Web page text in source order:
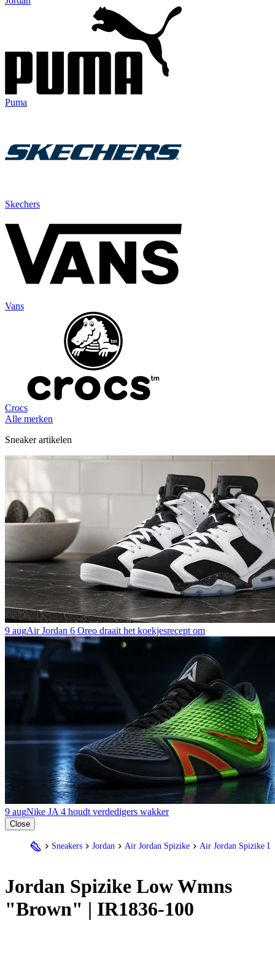
Puma
Skechers
Vans
Crocs
Alle merken
Sneaker artikelen
9 augAir Jordan 6 Oreo draait het koekjesrecept om
9 augNike JA 4 houdt verdedigers wakker
Close
Sneakers Jordan Air Jordan Spizike Air Jordan Spizike
Jordan Spizike Low Wmns
"Brown" | IR1836-100